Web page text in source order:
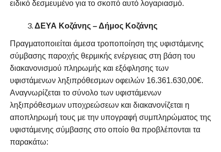
ειδικό δεσμευμένο για το σκοπό αυτό λογαριασμό.
ΔΕΥΑ Κοζάνης – Δήμος Κοζάνης
Πραγματοποιείται άμεσα τροποποίηση της υφιστάμενης
σύμβασης παροχής θερμικής ενέργειας στη βάση του
διακανονισμού πληρωμής και εξόφλησης των
υφιστάμενων ληξιπρόθεσμων οφειλών 16.361.630,00€.
Αναγνωρίζεται το σύνολο των υφιστάμενων
ληξιπρόθεσμων υποχρεώσεων και διακανονίζεται η
αποπληρωμή τους με την υπογραφή συμπληρώματος της
υφιστάμενης σύμβασης στο οποίο θα προβλέπονται τα
παρακάτω: